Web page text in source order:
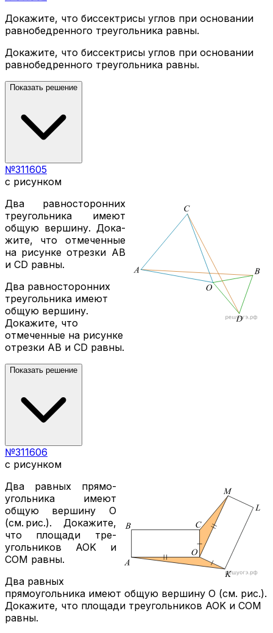
Докажите, что биссектрисы углов при основании
равнобедренного треугольника равны.
Докажите, что биссектрисы углов при основании
равнобедренного треугольника равны.
Показать решение
№311605
с рисунком
Два рав­но­сто­рон­них
тре­уголь­ни­ка имеют
общую вер­ши­ну. До­ка­
жи­те, что от­ме­чен­ные
на ри­сун­ке от­рез­ки AB
и CD равны.
Два равносторонних
треугольника имеют
общую вершину.
Докажите, что
отмеченные на рисунке
отрезки AB и CD равны.
Показать решение
№311606
с рисунком
Два рав­ных пря­мо­
уголь­ни­ка имеют
общую вер­ши­ну O
(см. рис.). До­ка­жи­те,
что пло­ща­ди тре­
уголь­ни­ков AOKи
COM равны.
Два равных
прямоугольника имеют общую вершину O (см. рис.).
Докажите, что площади треугольников AOK и COM
равны.